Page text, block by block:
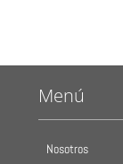
Menú
Nosotros